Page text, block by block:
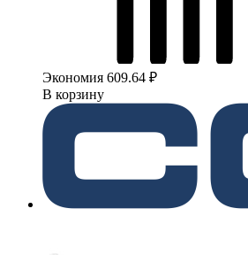
Экономия 609.64 ₽
В корзину